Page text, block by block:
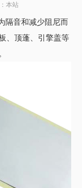
本站
音和减少阻尼而
、顶蓬、引擎盖等